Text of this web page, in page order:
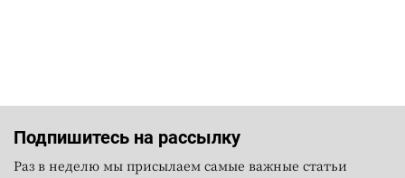
Подпишитесь на рассылку
Раз в неделю мы присылаем самые важные статьи